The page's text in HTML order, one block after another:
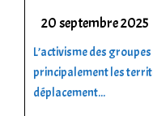
20 septembre 2025
L’activisme des
principalement les
déplacement...